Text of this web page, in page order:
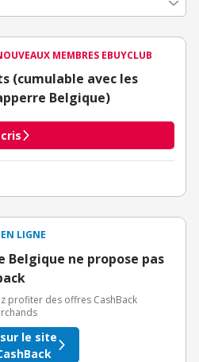
MEMBRES EBUYCLUB
(cumulable avec les
Belgique)
+ 1€ supplémentaire
inscription chez eBuyClub.
LIGNE
Belgique ne propose pas
profiter des offres CashBack
le site